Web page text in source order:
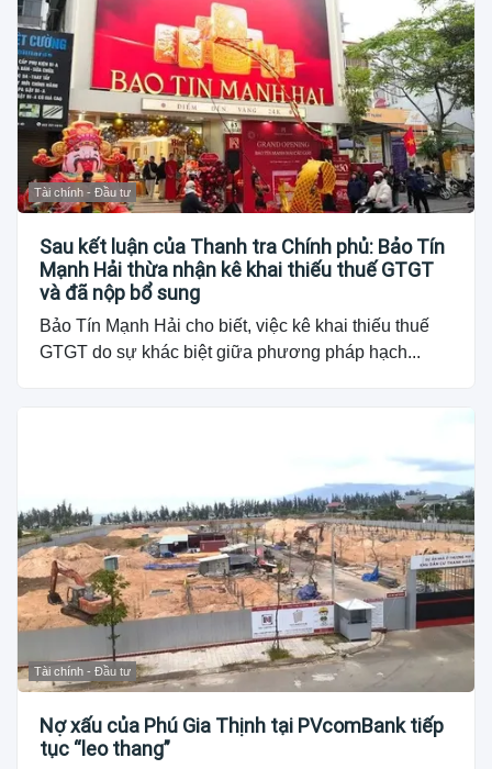
Tài chính - Đầu tư
Sau kết luận của Thanh tra Chính phủ: Bảo Tín
Mạnh Hải thừa nhận kê khai thiếu thuế GTGT
và đã nộp bổ sung
Bảo Tín Mạnh Hải cho biết, việc kê khai thiếu thuế
GTGT do sự khác biệt giữa phương pháp hạch...
Tài chính - Đầu tư
Nợ xấu của Phú Gia Thịnh tại PVcomBank tiếp
tục “leo thang”